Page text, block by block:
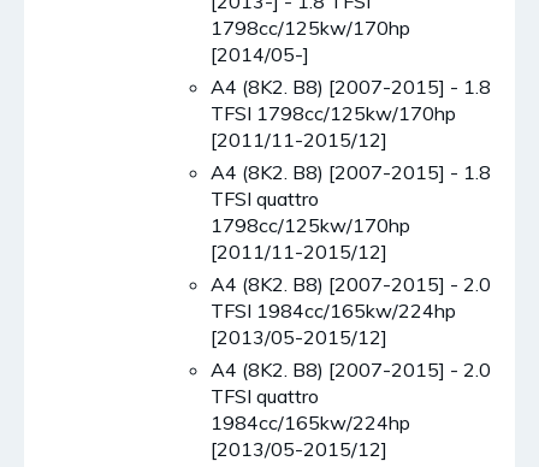
1798cc/125kw/170hp
[2014/05-]
A4 (8K2. B8) [2007-2015] - 1.8
TFSI 1798cc/125kw/170hp
[2011/11-2015/12]
A4 (8K2. B8) [2007-2015] - 1.8
TFSI quattro
1798cc/125kw/170hp
[2011/11-2015/12]
A4 (8K2. B8) [2007-2015] - 2.0
TFSI 1984cc/165kw/224hp
[2013/05-2015/12]
A4 (8K2. B8) [2007-2015] - 2.0
TFSI quattro
1984cc/165kw/224hp
[2013/05-2015/12]